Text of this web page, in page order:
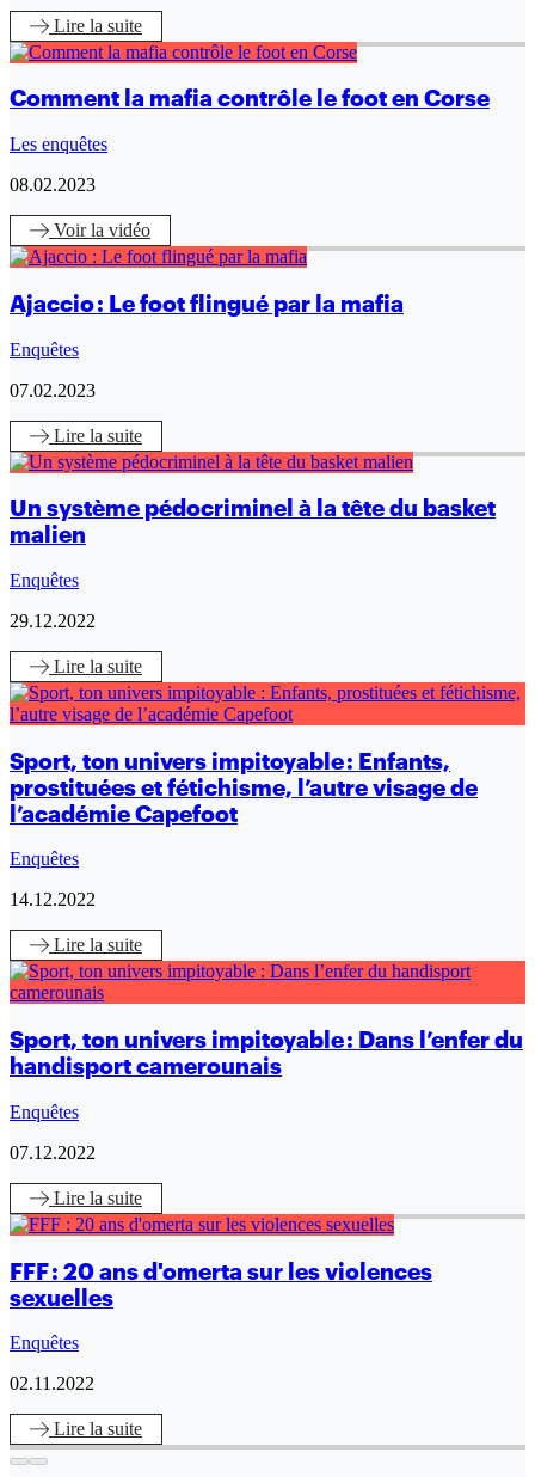
Lire la suite
Comment la mafia contrôle le foot en Corse
Les enquêtes
08.02.2023
Voirla vidéo
Ajaccio : Le foot flingué par la mafia
Enquêtes
07.02.2023
Lire la suite
Un système pédocriminel à la tête du basket
malien
Enquêtes
29.12.2022
Lire la suite
Sport, ton univers impitoyable : Enfants,
prostituées et fétichisme, l’autre visage de
l’académie Capefoot
Enquêtes
14.12.2022
Lire la suite
Sport, ton univers impitoyable : Dans l’enfer du
handisport camerounais
Enquêtes
07.12.2022
Lire la suite
FFF : 20 ans d'omerta sur les violences
sexuelles
Enquêtes
02.11.2022
Lire la suite